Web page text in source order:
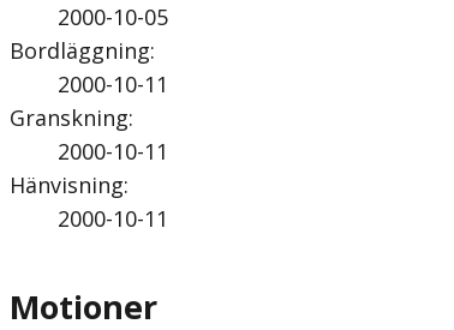
2000-10-05
Bordläggning:
2000-10-11
Granskning:
2000-10-11
Hänvisning:
2000-10-11
Motioner